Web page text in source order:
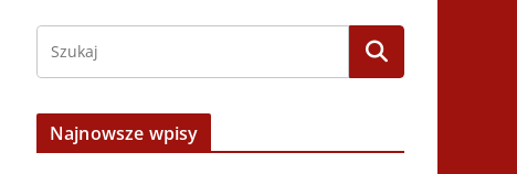
Najnowsze wpisy